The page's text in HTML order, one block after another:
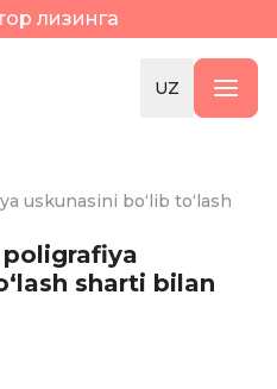
лизинга
UZ
uskunasini bo‘lib to‘lash
sharti bilan